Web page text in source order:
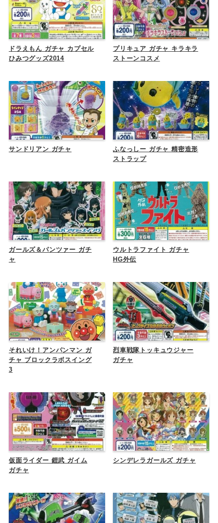
ドラえもん ガチャ カプセル
ひみつグッズ2014
プリキュア ガチャ キラキラ
ストーンコスメ
サンドリアン ガチャ
ふなっしー ガチャ 精密造形
ストラップ
ガールズ＆パンツァー ガチ
ャ
ウルトラファイト ガチャ
HG外伝
それいけ！アンパンマン ガ
チャ ブロックラボスイング
3
烈車戦隊トッキュウジャー
ガチャ
仮面ライダー 鎧武 ガイム
ガチャ
シンデレラガールズ ガチャ